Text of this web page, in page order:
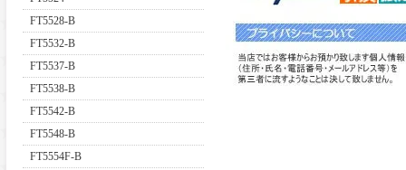
FT5528-B
FT5532-B
FT5537-B
FT5538-B
FT5542-B
FT5548-B
FT5554F-B